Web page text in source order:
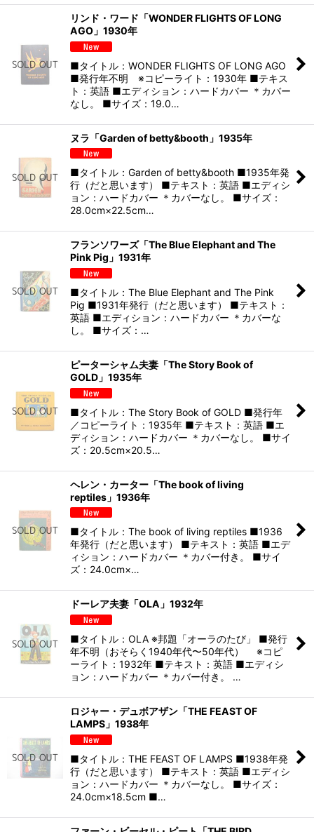
リンド・ワード「WONDER FLIGHTS OF LONG
AGO」1930年
■タイトル：WONDER FLIGHTS OF LONG AGO
■発行年不明 ※コピーライト：1930年 ■テキス
ト：英語 ■エディション：ハードカバー ＊カバー
なし。 ■サイズ：19.0…
ヌラ「Garden of betty&booth」1935年
■タイトル：Garden of betty&booth ■1935年発
行（だと思います） ■テキスト：英語 ■エディシ
ョン：ハードカバー ＊カバーなし。 ■サイズ：
28.0cm×22.5cm…
フランソワーズ「The Blue Elephant and The
Pink Pig」1931年
■タイトル：The Blue Elephant and The Pink
Pig ■1931年発行（だと思います） ■テキスト：
英語 ■エディション：ハードカバー ＊カバーな
し。 ■サイズ：…
ピーターシャム夫妻「The Story Book of
GOLD」1935年
■タイトル：The Story Book of GOLD ■発行年
／コピーライト：1935年 ■テキスト：英語 ■エ
ディション：ハードカバー ＊カバーなし。 ■サイ
ズ：20.5cm×20.5…
ヘレン・カーター「The book of living
reptiles」1936年
■タイトル：The book of living reptiles ■1936
年発行（だと思います） ■テキスト：英語 ■エデ
ィション：ハードカバー ＊カバー付き。 ■サイ
ズ：24.0cm×…
ドーレア夫妻「OLA」1932年
■タイトル：OLA ※邦題「オーラのたび」 ■発行
年不明（おそらく1940年代〜50年代） ※コピ
ーライト：1932年 ■テキスト：英語 ■エディシ
ョン：ハードカバー ＊カバー付き。 …
ロジャー・デュボアザン「THE FEAST OF
LAMPS」1938年
■タイトル：THE FEAST OF LAMPS ■1938年発
行（だと思います） ■テキスト：英語 ■エディシ
ョン：ハードカバー ＊カバーなし。 ■サイズ：
24.0cm×18.5cm ■…